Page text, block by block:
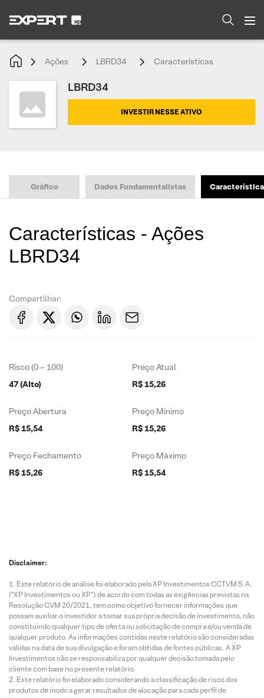
Ações LBRD34 Características
LBRD34
INVESTIR NESSE ATIVO
Gráfico Dados Fundamentalistas
Características - Ações
LBRD34
Compartilhar:
Risco (0 – 100)
47 (Alto)
Preço Atual
R$ 15,26
Preço Abertura
R$ 15,54
Preço Mínimo
R$ 15,26
Preço Fechamento
R$ 15,26
Preço Máximo
R$ 15,54
Disclaimer:
Este relatório de análise foi elaborado pela XP Investimentos CCTVM S.A.
(“XP Investimentos ou XP”) de acordo com todas as exigências previstas na
Resolução CVM 20/2021, tem como objetivo fornecer informações que
possam auxiliar o investidor a tomar sua própria decisão de investimento, não
constituindo qualquer tipo de oferta ou solicitação de compra e/ou venda de
qualquer produto. As informações contidas neste relatório são consideradas
válidas na data de sua divulgação e foram obtidas de fontes públicas. A XP
Investimentos não se responsabiliza por qualquer decisão tomada pelo
cliente com base no presente relatório.
Este relatório foi elaborado considerando a classificação de risco dos
produtos de modo a gerar resultados de alocação para cada perfil de